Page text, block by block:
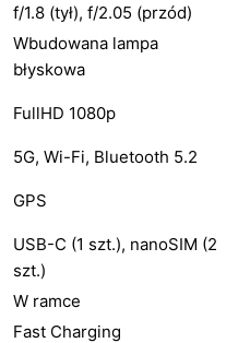
f/1.8 (tył), f/2.05 (przód)
Wbudowana lampa
błyskowa
FullHD 1080p
5G, Wi-Fi, Bluetooth 5.2
GPS
USB-C (1 szt.), nanoSIM (2
szt.)
W ramce
Fast Charging